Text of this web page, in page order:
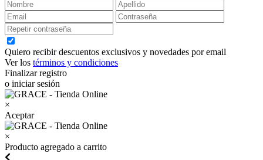
Quiero recibir descuentos exclusivos y novedades por email
Ver los términos y condiciones
Finalizar registro
o iniciar sesión
×
Aceptar
×
Producto agregado a carrito